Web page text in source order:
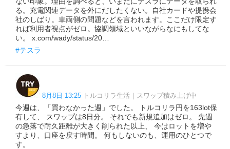
る。充電関連データを外にだしたくない。自社カードや提携会
社のしばり。車両側の問題などを言われます。ここだけ限定す
れば利用者視点がゼロ。協調領域といいながらなにもしてな
い。 x.com/wady/status/20…
#テスラ
8月8日 13:25 トルコリラ生活｜スワップ積み上げ中
今週は、「買わなかった週」でした。 トルコリラ円を163lot保
有して、 スワップは8日分。 それでも新規追加はゼロ。 先週
の急落で耐久距離が大きく削られた以上、 今はロットを増や
すより、口座を戻す時間。 何もしないのも、運用のひとつで
す。